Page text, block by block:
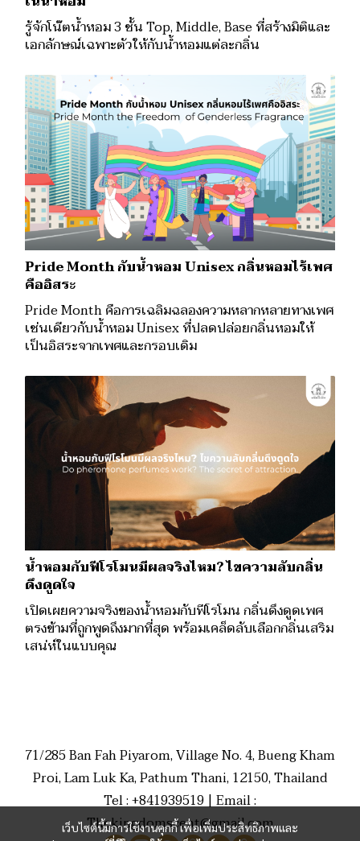
รู้จักโน๊ตน้ำหอม 3 ชั้น Top, Middle, Base ที่สร้างมิติและ
เอกลักษณ์เฉพาะตัวให้กับน้ำหอมแต่ละกลิ่น
Pride Month กับน้ำหอม Unisex กลิ่นหอมไร้เพศ
คืออิสระ
Pride Month คือการเฉลิมฉลองความหลากหลายทางเพศ
เช่นเดียวกับน้ำหอม Unisex ที่ปลดปล่อยกลิ่นหอมให้
เป็นอิสระจากเพศและกรอบเดิม
น้ำหอมกับฟีโรโมนมีผลจริงไหม? ไขความลับกลิ่น
ดึงดูดใจ
เปิดเผยความจริงของน้ำหอมกับฟีโรโมน กลิ่นดึงดูดเพศ
ตรงข้ามที่ถูกพูดถึงมากที่สุด พร้อมเคล็ดลับเลือกกลิ่นเสริม
เสน่ห์ในแบบคุณ
เว็บไซต์นี้มีการใช้งานคุกกี้ เพื่อเพิ่มประสิทธิภาพและ
71/285 Ban Fah Piyarom, Village No. 4, Bueng Kham
Proi, Lam Luk Ka, Pathum Thani, 12150, Thailand
Tel : +841939519 | Email :
Thekingdomscent@gmail.com